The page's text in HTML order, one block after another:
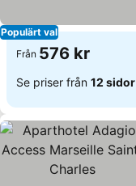
Populärt val
Från 576 kr
Se priser från 12 sidor